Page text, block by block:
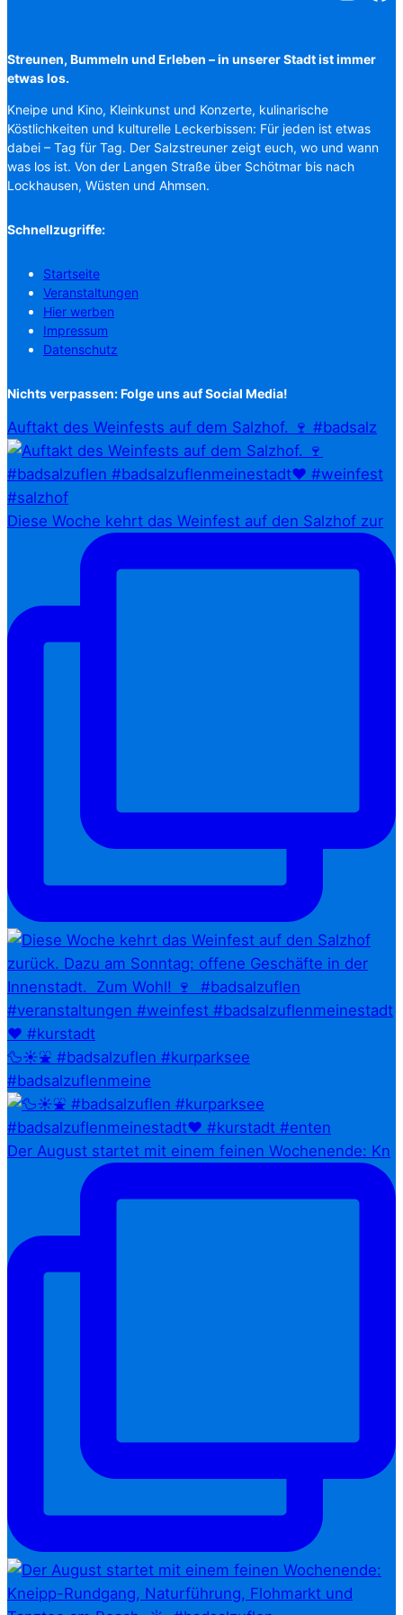
Streunen, Bummeln und Erleben – in unserer Stadt ist immer
etwas los.
Kneipe und Kino, Kleinkunst und Konzerte, kulinarische
Köstlichkeiten und kulturelle Leckerbissen: Für jeden ist etwas
dabei – Tag für Tag. Der Salzstreuner zeigt euch, wo und wann
was los ist. Von der Langen Straße über Schötmar bis nach
Lockhausen, Wüsten und Ahmsen.
Schnellzugriffe:
Startseite
Veranstaltungen
Hier werben
Impressum
Datenschutz
Nichts verpassen: Folge uns auf Social Media!
Auftakt des Weinfests auf dem Salzhof. 🍷 #badsalz
Diese Woche kehrt das Weinfest auf den Salzhof zur
🦆☀️⛲ #badsalzuflen #kurparksee
#badsalzuflenmeine
Der August startet mit einem feinen Wochenende: Kn